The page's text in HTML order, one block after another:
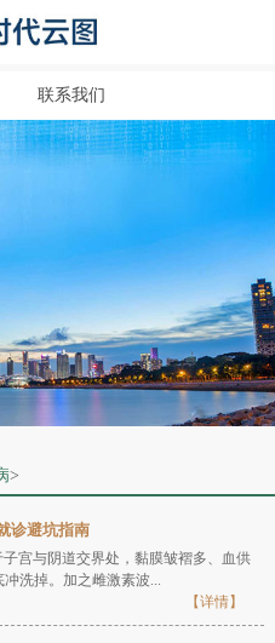
联系我们
>
诊避坑指南
宫与阴道交界处，黏膜皱褶多、血供
洗掉。加之雌激素波...
【详情】